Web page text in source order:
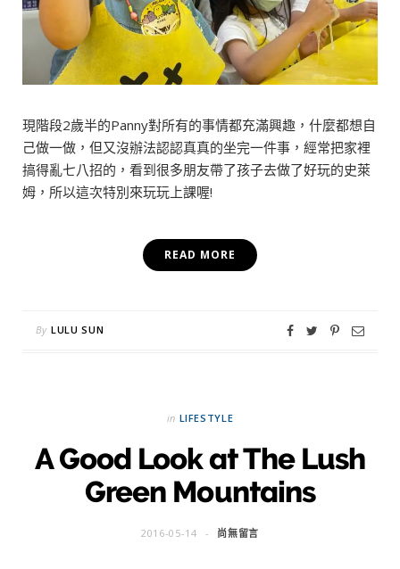
現階段2歲半的Panny對所有的事情都充滿興趣，什麼都想自
己做一做，但又沒辦法認認真真的坐完一件事，經常把家裡
搞得亂七八招的，看到很多朋友帶了孩子去做了好玩的史萊
姆，所以這次特別來玩玩上課喔!
READ MORE
By LULU SUN
in LIFESTYLE
A Good Look at The Lush
Green Mountains
2016-05-14 尚無留言